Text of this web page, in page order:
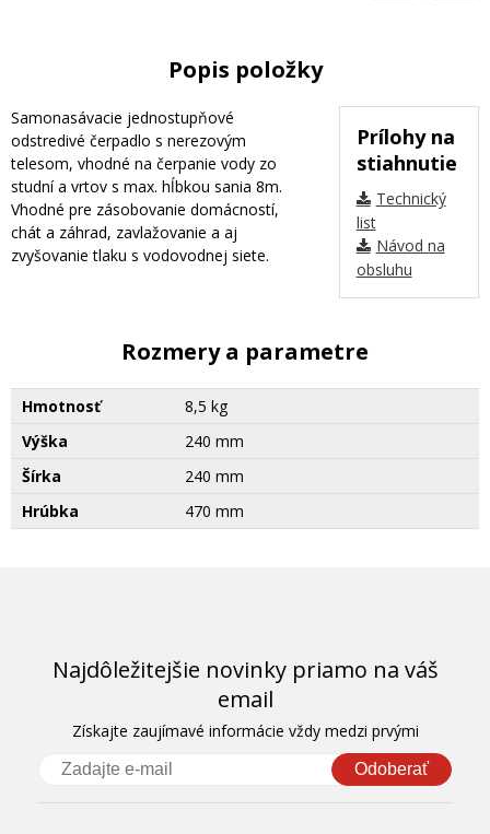
Popis položky
Prílohy na
stiahnutie
Technický
list
Návod na
obsluhu
Samonasávacie jednostupňové
odstredivé čerpadlo s nerezovým
telesom, vhodné na čerpanie vody zo
studní a vrtov s max. hĺbkou sania 8m.
Vhodné pre zásobovanie domácností,
chát a záhrad, zavlažovanie a aj
zvyšovanie tlaku s vodovodnej siete.
Rozmery a parametre
Hmotnosť
8,5 kg
Výška
240 mm
Šírka
240 mm
Hrúbka
470 mm
Najdôležitejšie novinky priamo na váš
email
Získajte zaujímavé informácie vždy medzi prvými
Odoberať